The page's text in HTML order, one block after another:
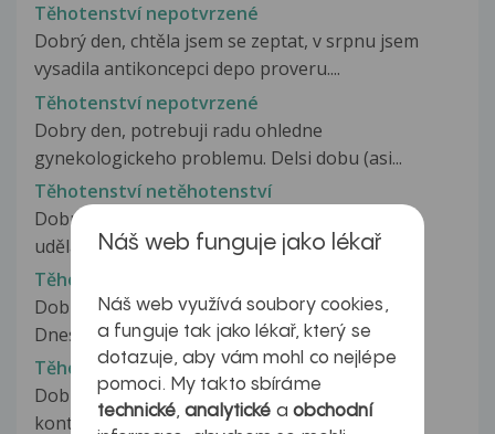
Těhotenství nepotvrzené
Dobrý den, chtěla jsem se zeptat, v srpnu jsem
vysadila antikoncepci depo proveru....
Těhotenství nepotvrzené
Dobry den, potrebuji radu ohledne
gynekologickeho problemu. Delsi dobu (asi...
Těhotenství netěhotenství
Dobrý den, měla jsem zpoždění a tak jsem si
udělala 2 testy, které vyšli pozitivní....
Těhotenství Octobacid
Dobrý den, Od včerejška mě bolí v levém uchu.
Dnes jsem si kapla do ucha...
Těhotenství plánované
Dobrý den, několik let užívám antikoncepci
kontinuálně. Nyní jsem ve čtvrce...
Náš web funguje jako lékař
Náš web využívá soubory cookies,
a funguje tak jako lékař, který se
dotazuje, aby vám mohl co nejlépe
pomoci. My takto sbíráme
technické,analytické a obchodní